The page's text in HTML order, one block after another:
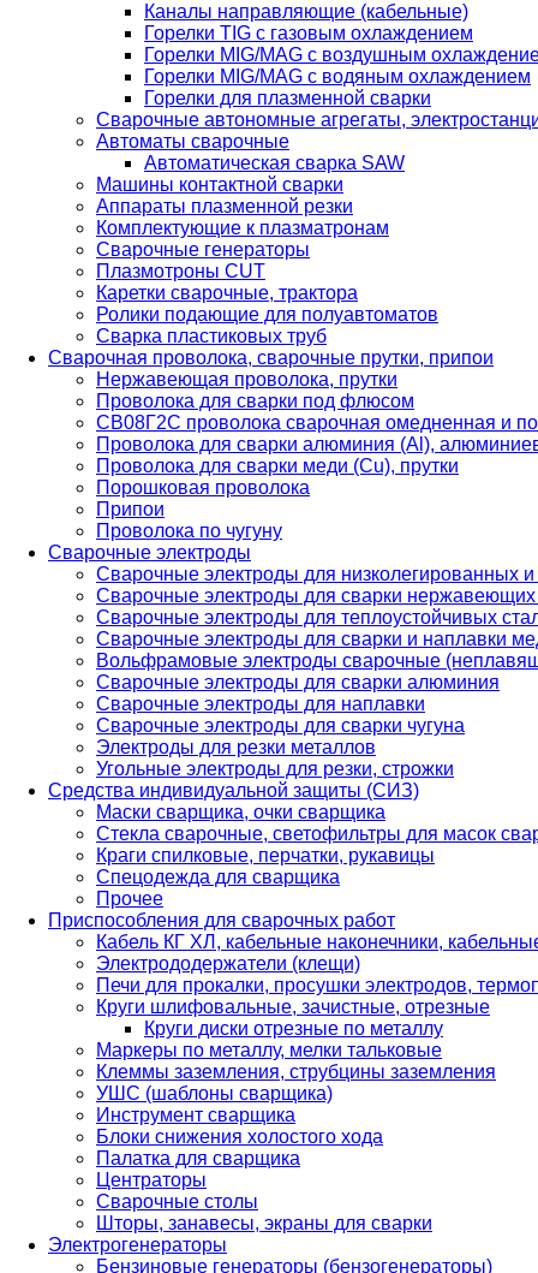
Каналы направляющие (кабельные)
Горелки TIG с газовым охлаждением
Горелки MIG/MAG с воздушным
Горелки MIG/MAG с водяным охлаждением
Горелки для плазменной сварки
Сварочные автономные агрегаты,
Автоматы сварочные
Автоматическая сварка SAW
Машины контактной сварки
Аппараты плазменной резки
Комплектующие к плазматронам
Сварочные генераторы
Плазмотроны CUT
Каретки сварочные, трактора
Ролики подающие для полуавтоматов
Сварка пластиковых труб
Сварочная проволока, сварочные прутки, припои
Нержавеющая проволока, прутки
Проволока для сварки под флюсом
СВ08Г2С проволока сварочная омедненная и
Проволока для сварки алюминия (Al),
Проволока для сварки меди (Cu), прутки
Порошковая проволока
Припои
Проволока по чугуну
Сварочные электроды
Сварочные электроды для низколегированных и
Сварочные электроды для сварки
Сварочные электроды для теплоустойчивых
Сварочные электроды для сварки и наплавки
Вольфрамовые электроды сварочные
Сварочные электроды для сварки алюминия
Сварочные электроды для наплавки
Сварочные электроды для сварки чугуна
Электроды для резки металлов
Угольные электроды для резки, строжки
Средства индивидуальной защиты (СИЗ)
Маски сварщика, очки сварщика
Стекла сварочные, светофильтры для масок
Краги спилковые, перчатки, рукавицы
Спецодежда для сварщика
Прочее
Приспособления для сварочных работ
Кабель КГ ХЛ, кабельные наконечники,
Электрододержатели (клещи)
Печи для прокалки, просушки электродов,
Круги шлифовальные, зачистные, отрезные
Круги диски отрезные по металлу
Маркеры по металлу, мелки тальковые
Клеммы заземления, струбцины заземления
УШС (шаблоны сварщика)
Инструмент сварщика
Блоки снижения холостого хода
Палатка для сварщика
Центраторы
Сварочные столы
Шторы, занавесы, экраны для сварки
Электрогенераторы
Бензиновые генераторы (бензогенераторы)